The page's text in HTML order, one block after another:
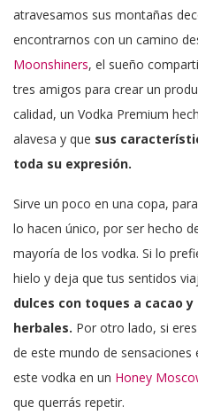
atravesamos sus montañas
encontrarnos con un camino
Moonshiners, el sueño
tres amigos para crear un
calidad, un Vodka Premium
alavesa y que sus
toda su expresión.
Sirve un poco en una copa,
lo hacen único, por ser hecho
mayoría de los vodka. Si lo
hielo y deja que tus sentidos
dulces con toques a cacao
herbales. Por otro lado, si
de este mundo de
este vodka en un Honey
que querrás repetir.